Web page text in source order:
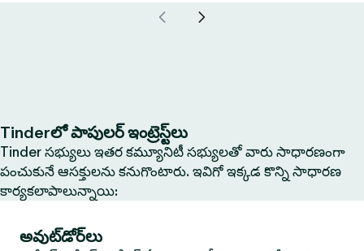
Tinderలో పాపులర్ ఇంట్రెస్ట్‌లు
Tinder సభ్యులు ఇతర కమ్యూనిటీ సభ్యులతో వారు సాధారణంగా
పంచుకునే ఆసక్తులను కనుగొంటారు. ఇవిగో ఇక్కడ కొన్ని సాధారణ
కార్యకలాపాలున్నాయి:
అవుట్‌డోర్‌లు